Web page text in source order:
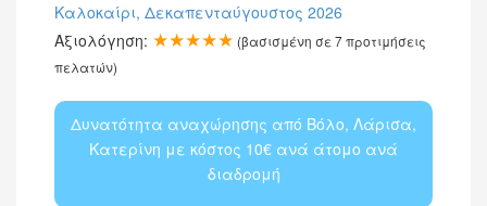
Καλοκαίρι, Δεκαπενταύγουστος 2026
Αξιολόγηση: ★★★★★ (βασισμένη σε 7προτιμήσεις
πελατών)
Δυνατότητα αναχώρησης από Βόλο, Λάρισα,
Κατερίνη με κόστος 10€ ανά άτομο ανά
διαδρομή